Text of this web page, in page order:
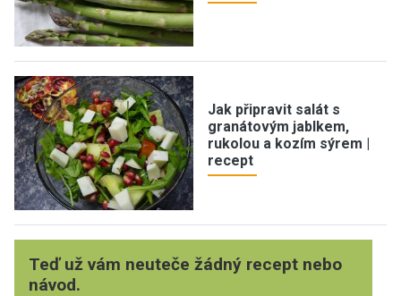
Jak připravit salát s
granátovým jablkem,
rukolou a kozím sýrem |
recept
Teď už vám neuteče žádný recept nebo
návod.